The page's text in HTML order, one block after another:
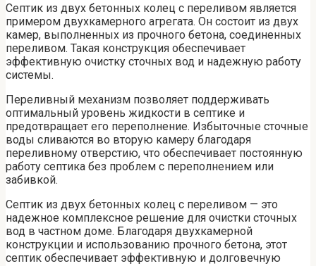
Септик из двух бетонных колец с переливом является
примером двухкамерного агрегата. Он состоит из двух
камер, выполненных из прочного бетона, соединенных
переливом. Такая конструкция обеспечивает
эффективную очистку сточных вод и надежную работу
системы.
Переливный механизм позволяет поддерживать
оптимальный уровень жидкости в септике и
предотвращает его переполнение. Избыточные сточные
воды сливаются во вторую камеру благодаря
переливному отверстию, что обеспечивает постоянную
работу септика без проблем с переполнением или
забивкой.
Септик из двух бетонных колец с переливом — это
надежное комплексное решение для очистки сточных
вод в частном доме. Благодаря двухкамерной
конструкции и использованию прочного бетона, этот
септик обеспечивает эффективную и долговечную